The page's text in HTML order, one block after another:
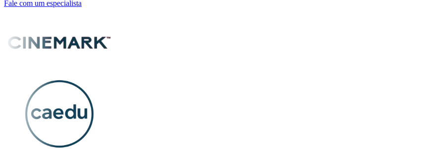
Fale com um especialista